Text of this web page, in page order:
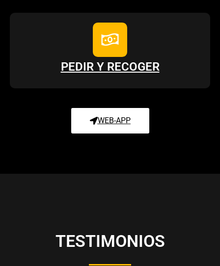
PEDIR Y RECOGER
WEB-APP
TESTIMONIOS